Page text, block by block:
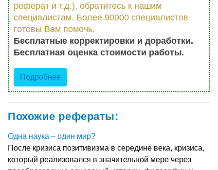
реферат и т.д.), обратитесь к нашим
специалистам. Более 90000 специалистов
готовы Вам помочь.
Бесплатные корректировки и доработки.
Бесплатная оценка стоимости работы.
Подробнее
Похожие рефераты:
Одна наука – один мир?
После кризиса позитивизма в середине века, кризиса,
который реализовался в значительной мере через